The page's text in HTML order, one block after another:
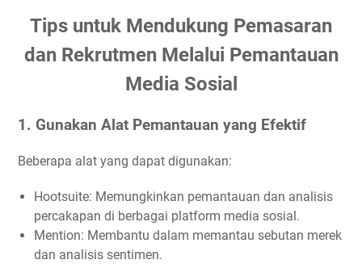
Tips untuk Mendukung Pemasaran
dan Rekrutmen Melalui Pemantauan
Media Sosial
1. Gunakan Alat Pemantauan yang Efektif
Beberapa alat yang dapat digunakan:
Hootsuite: Memungkinkan pemantauan dan analisis
percakapan di berbagai platform media sosial.
Mention: Membantu dalam memantau sebutan merek
dan analisis sentimen.